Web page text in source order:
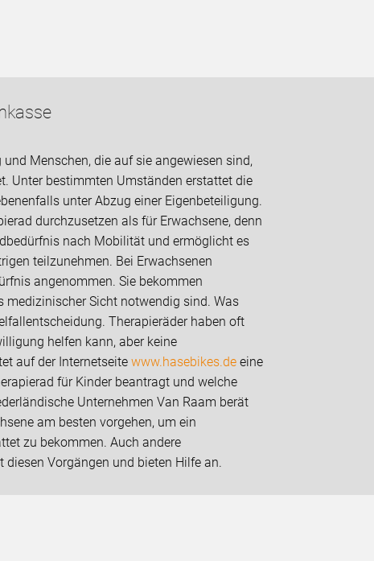
Menschen, die auf sie angewiesen sind,
Unter bestimmten Umständen erstattet die
unter Abzug einer Eigenbeteiligung.
durchzusetzen als für Erwachsene, denn
nach Mobilität und ermöglicht es
teilzunehmen. Bei Erwachsenen
angenommen. Sie bekommen
medizinischer Sicht notwendig sind. Was
Therapieräder haben oft
helfen kann, aber keine
auf der Internetseitewww.hasebikes.de eine
für Kinder beantragt und welche
Unternehmen Van Raam berät
am besten vorgehen, um ein
zu bekommen. Auch andere
Vorgängen und bieten Hilfe an.